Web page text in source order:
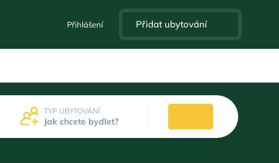
Přihlášení Přidat ubytování
TYP UBYTOVÁNÍ
Jak chcete bydlet?